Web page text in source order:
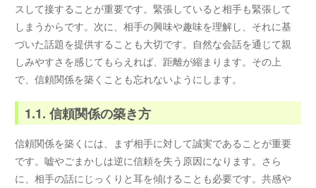
スして接することが重要です。緊張していると相手も緊張して
しまうからです。次に、相手の興味や趣味を理解し、それに基
づいた話題を提供することも大切です。自然な会話を通じて親
しみやすさを感じてもらえれば、距離が縮まります。その上
で、信頼関係を築くことも忘れないようにします。
1.1. 信頼関係の築き方
信頼関係を築くには、まず相手に対して誠実であることが重要
です。嘘やごまかしは逆に信頼を失う原因になります。さら
に、相手の話にじっくりと耳を傾けることも必要です。共感や